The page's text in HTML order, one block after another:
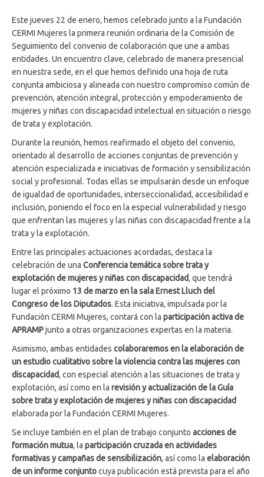
Este jueves 22 de enero, hemos celebrado junto a la Fundación
CERMI Mujeres la primera reunión ordinaria de la Comisión de
Seguimiento del convenio de colaboración que une a ambas
entidades. Un encuentro clave, celebrado de manera presencial
en nuestra sede, en el que hemos definido una hoja de ruta
conjunta ambiciosa y alineada con nuestro compromiso común de
prevención, atención integral, protección y empoderamiento de
mujeres y niñas con discapacidad intelectual en situación o riesgo
de trata y explotación.
Durante la reunión, hemos reafirmado el objeto del convenio,
orientado al desarrollo de acciones conjuntas de prevención y
atención especializada e iniciativas de formación y sensibilización
social y profesional. Todas ellas se impulsarán desde un enfoque
de igualdad de oportunidades, interseccionalidad, accesibilidad e
inclusión, poniendo el foco en la especial vulnerabilidad y riesgo
que enfrentan las mujeres y las niñas con discapacidad frente a la
trata y la explotación.
Entre las principales actuaciones acordadas, destaca la
celebración de una Conferencia temática sobre trata y
explotación de mujeres y niñas con discapacidad, que tendrá
lugar el próximo 13 de marzo en la sala Ernest Lluch del
Congreso de los Diputados. Esta iniciativa, impulsada por la
Fundación CERMI Mujeres, contará con la participación activa de
APRAMPjunto a otras organizaciones expertas en la materia.
Asimismo, ambas entidades colaboraremos en la elaboración de
un estudio cualitativo sobre la violencia contra las mujeres con
discapacidad, con especial atención a las situaciones de trata y
explotación, así como en la revisión y actualización de la Guía
sobre trata y explotación de mujeres y niñas con discapacidad
elaborada por la Fundación CERMI Mujeres.
Se incluye también en el plan de trabajo conjunto acciones de
formación mutua, la participación cruzada en actividades
formativas y campañas de sensibilización, así como la elaboración
de un informe conjuntocuya publicación está prevista para el año